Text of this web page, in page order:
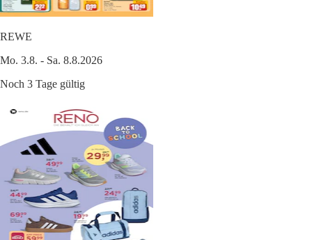
REWE
Mo. 3.8. - Sa. 8.8.2026
Noch 3 Tage gültig